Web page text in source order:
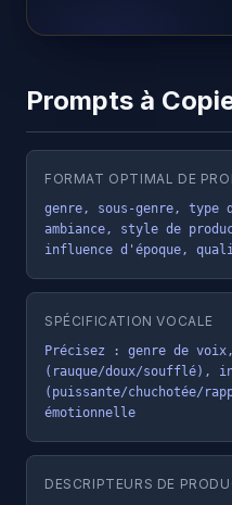
Prompts à
FORMAT OPTIMAL DE
genre, sous-genre, type
ambiance, style de
influence d'époque,
SPÉCIFICATION VOCALE
Précisez : genre de
(rauque/doux/soufflé),
(puissante/chuchotée/
émotionnelle
DESCRIPTEURS DE